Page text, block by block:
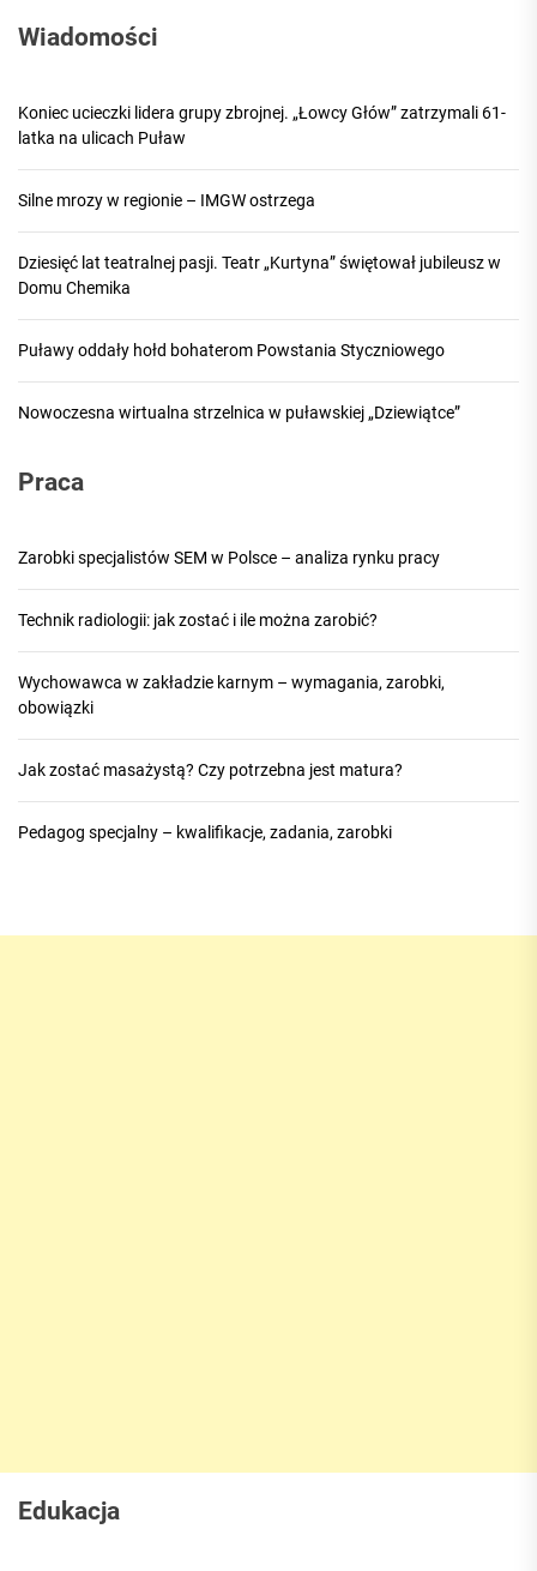
Wiadomości
Koniec ucieczki lidera grupy zbrojnej. „Łowcy Głów” zatrzymali 61-
latka na ulicach Puław
Silne mrozy w regionie – IMGW ostrzega
Dziesięć lat teatralnej pasji. Teatr „Kurtyna” świętował jubileusz w
Domu Chemika
Puławy oddały hołd bohaterom Powstania Styczniowego
Nowoczesna wirtualna strzelnica w puławskiej „Dziewiątce”
Praca
Zarobki specjalistów SEM w Polsce – analiza rynku pracy
Technik radiologii: jak zostać i ile można zarobić?
Wychowawca w zakładzie karnym – wymagania, zarobki,
obowiązki
Jak zostać masażystą? Czy potrzebna jest matura?
Pedagog specjalny – kwalifikacje, zadania, zarobki
Edukacja